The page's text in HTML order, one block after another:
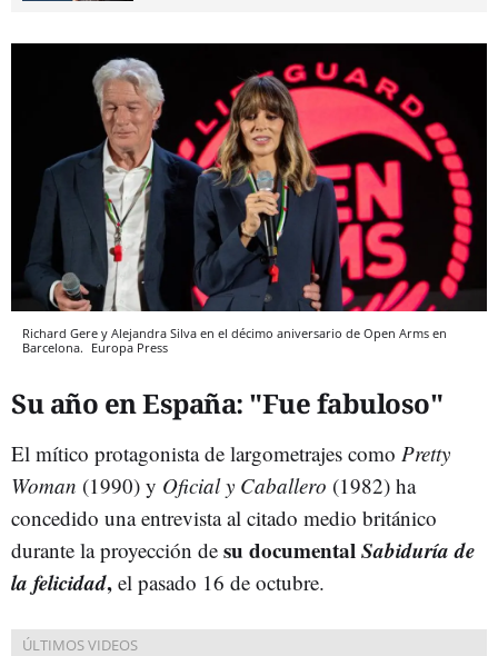
Richard Gere y Alejandra Silva en el décimo aniversario de Open Arms en
Barcelona. Europa Press
Su año en España: "Fue fabuloso"
El mítico protagonista de largometrajes como Pretty
Woman (1990) y Oficial y Caballero (1982) ha
concedido una entrevista al citado medio británico
durante la proyección de su documentalSabiduría de
la felicidad, el pasado 16 de octubre.